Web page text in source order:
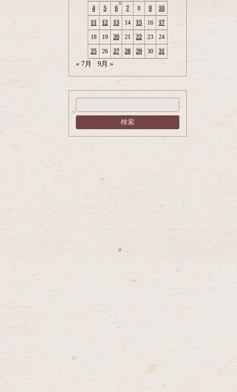
4 5 6 7 8 9 10
11 12 13 14 15 16 17
18 19 20 21 22 23 24
25 26 27 28 29 30 31
« 7月 9月 »